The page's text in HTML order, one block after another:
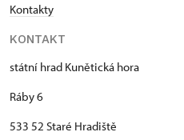
Kontakty
KONTAKT
státní hrad Kunětická hora
Ráby 6
533 52 Staré Hradiště